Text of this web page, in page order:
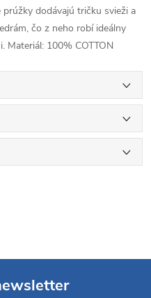
dodávajú tričku svieži a
čo z neho robí ideálny
Materiál: 100% COTTON